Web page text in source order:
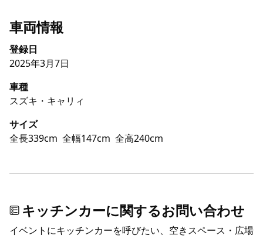
車両情報
登録日
2025年3月7日
車種
スズキ・キャリィ
サイズ
全長339cm 全幅147cm 全高240cm
キッチンカーに関するお問い合わせ
イベントにキッチンカーを呼びたい、空きスペース・広場